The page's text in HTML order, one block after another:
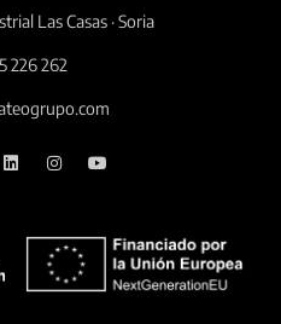
Las Casas · Soria
226 262